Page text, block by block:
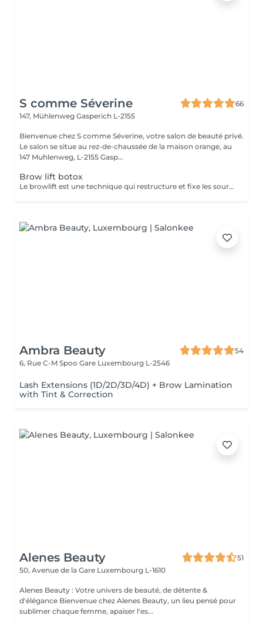
S comme Séverine
66
147, Mühlenweg Gasperich L-2155
Bienvenue chez S comme Séverine, votre salon de beauté privé.
Le salon se situe au rez-de-chaussée de la maison orange, au
147 Muhlenweg, L-2155 Gasp...
Brow lift botox
Le browlift est une technique qui restructure et fixe les sourcils en leur donnant une forme plus définie et liftée tout en les rendant plus épais et soignés. La formule que nous utilisons est composée d'ingrédient d'origine naturelle, enrichie en aloé vera, collagène et huile de ricin. Vous pouvez le combiner à une épilation et une teinture hybride.
Ambra Beauty
54
6, Rue C-M Spoo Gare Luxembourg L-2546
Lash Extensions (1D/2D/3D/4D) + Brow Lamination
with Tint & Correction
Alenes Beauty
51
50, Avenue de la Gare Luxembourg L-1610
Alenes Beauty : Votre univers de beauté, de détente &
d'élégance Bienvenue chez Alenes Beauty, un lieu pensé pour
sublimer chaque femme, apaiser l'es...